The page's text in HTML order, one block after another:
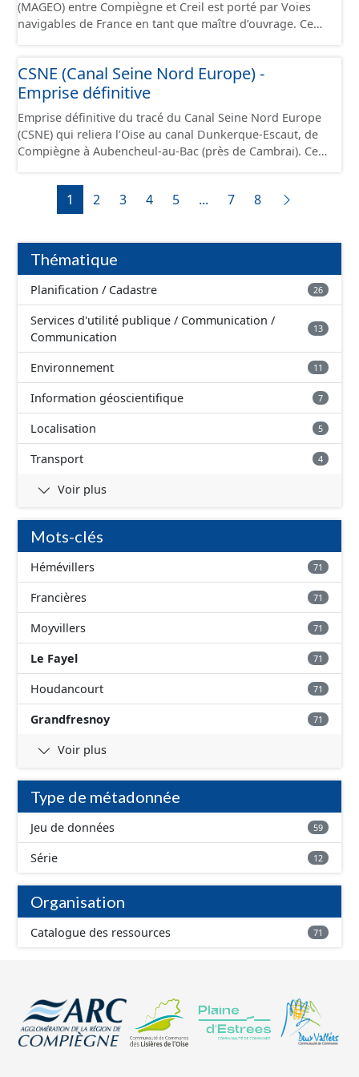
(MAGEO) entre Compiègne et Creil est porté par Voies
navigables de France en tant que maître d’ouvrage. Ce
Creil, afin d’accueillir des convois gabarit européen Vb
transportant jusqu’à 4 400 tonnes de marchandises. Ce
projet se situe au débouché sud du canal Seine-Nord
Europe, maillon central de la liaison fluviale Seine-
Escaut. Il s’étend sur 42 kilomètres de linéaire, depuis le
pont SNCF de Compiègne jusqu’à l’écluse de Creil, et
Cette ressource contient le périmètre de la déclaration
d'utilité publique (DUP).
CSNE (Canal Seine Nord Europe) -
Emprise définitive
Emprise définitive du tracé du Canal Seine Nord Europe
(CSNE) qui reliera l’Oise au canal Dunkerque-Escaut, de
Compiègne à Aubencheul-au-Bac (près de Cambrai). Ce
des bateaux d’une longueur allant jusque 185 mètres et
jusque 11,40 mètres de large, pouvant contenir 4 400
tonnes de marchandises, soit l'équivalent de 220
la partie du sud CSNE.
1 2 3 4 5 ... 7 8
Thématique
Planification / Cadastre 26
Services d'utilité publique / Communication /
Communication
13
Environnement 11
Information géoscientifique 7
Localisation 5
Transport 4
Voir plus
Mots-clés
Hémévillers 71
Francières 71
Moyvillers 71
Le Fayel 71
Houdancourt 71
Grandfresnoy 71
Voir plus
Type de métadonnée
Jeu de données 59
Série 12
Organisation
Catalogue des ressources 71